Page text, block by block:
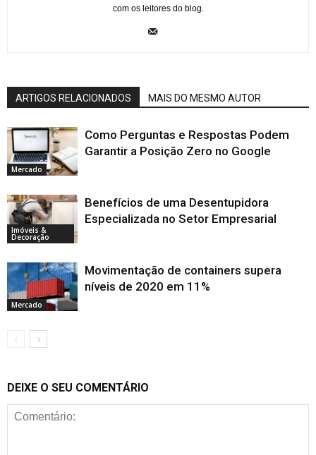
com os leitores do blog.
ARTIGOS RELACIONADOS MAIS DO MESMO AUTOR
Mercado
Como Perguntas e Respostas Podem
Garantir a Posição Zero no Google
Imóveis &
Decoração
Benefícios de uma Desentupidora
Especializada no Setor Empresarial
Mercado
Movimentação de containers supera
níveis de 2020 em 11%
DEIXE O SEU COMENTÁRIO